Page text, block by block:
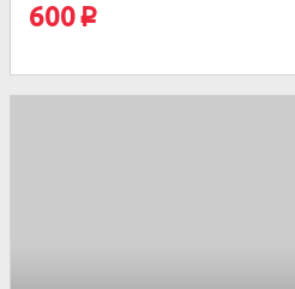
600 p